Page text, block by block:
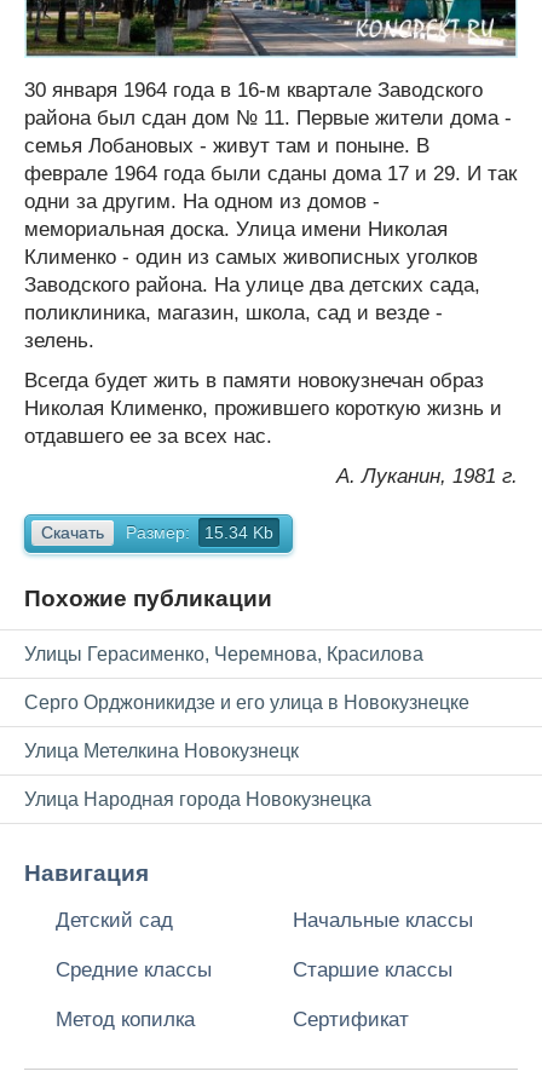
30 января 1964 года в 16-м квартале Заводского
района был сдан дом № 11. Первые жители дома -
семья Лобановых - живут там и поныне. В
феврале 1964 года были сданы дома 17 и 29. И так
одни за другим. На одном из домов -
мемориальная доска. Улица имени Николая
Клименко - один из самых живописных уголков
Заводского района. На улице два детских сада,
поликлиника, магазин, школа, сад и везде -
зелень.
Всегда будет жить в памяти новокузнечан образ
Николая Клименко, прожившего короткую жизнь и
отдавшего ее за всех нас.
А. Луканин, 1981 г.
Скачать Размер: 15.34 Kb
Похожие публикации
Улицы Герасименко, Черемнова, Красилова
Серго Орджоникидзе и его улица в Новокузнецке
Улица Метелкина Новокузнецк
Улица Народная города Новокузнецка
Навигация
Детский сад Начальные классы
Средние классы Старшие классы
Метод копилка Сертификат